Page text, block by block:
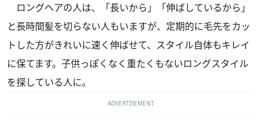
ロングヘアの人は、「長いから」「伸ばしているから」
と長時間髪を切らない人もいますが、定期的に毛先をカッ
トした方がきれいに速く伸ばせて、スタイル自体もキレイ
に保てます。子供っぽくなく重たくもないロングスタイル
を探している人に。
ADVERTISEMENT